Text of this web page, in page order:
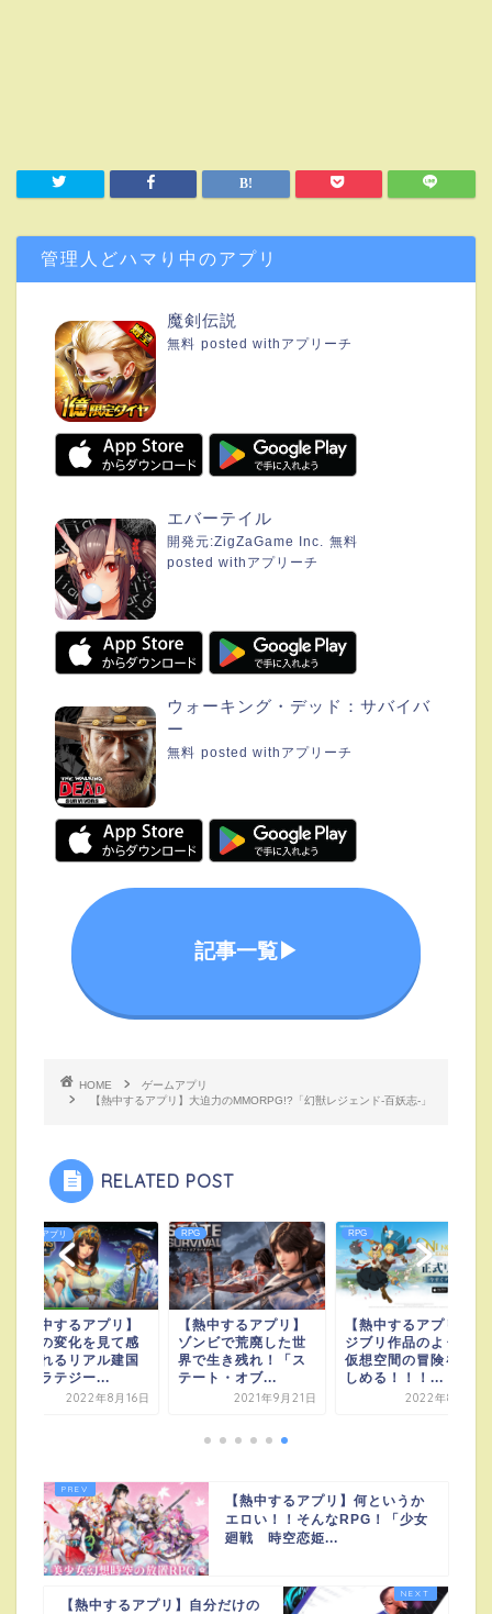
管理人どハマり中のアプリ
魔剣伝説
無料 posted with アプリーチ
エバーテイル
開発元:ZigZaGame Inc. 無料
posted with アプリーチ
ウォーキング・デッド：サバイバ
ー
無料 posted with アプリーチ
記事一覧▶︎
HOME
ゲームアプリ
【熱中するアプリ】大迫力のMMORPG!?「幻獣レジェンド-百妖志-」
RELATED POST
ゲームアプリ
【熱中するアプリ】
時代の変化を見て感
じ取れるリアル建国
ストラテジー...
2022年8月16日
RPG
【熱中するアプリ】
ゾンビで荒廃した世
界で生き残れ！「ス
テート・オブ...
2021年9月21日
RPG
【熱中するアプリ】
ジブリ作品のような
仮想空間の冒険を楽
しめる！！！...
2022年8月4日
【熱中するアプリ】何というか
エロい！！そんなRPG！「少女
廻戦 時空恋姫...
【熱中するアプリ】自分だけの